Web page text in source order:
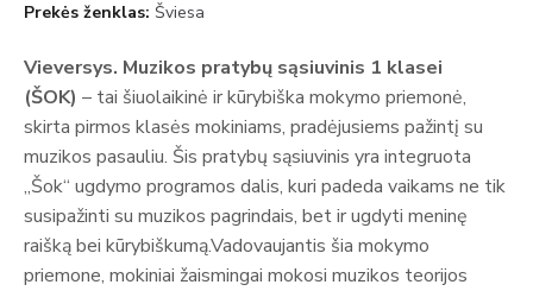
Prekės ženklas Šviesa
Vieversys. Muzikos pratybų sąsiuvinis 1 klasei
(ŠOK) – tai šiuolaikinė ir kūrybiška mokymo priemonė,
skirta pirmos klasės mokiniams, pradėjusiems pažintį su
muzikos pasauliu. Šis pratybų sąsiuvinis yra integruota
„Šok“ ugdymo programos dalis, kuri padeda vaikams ne tik
susipažinti su muzikos pagrindais, bet ir ugdyti meninę
raišką bei kūrybiškumą.Vadovaujantis šia mokymo
priemone, mokiniai žaismingai mokosi muzikos teorijos